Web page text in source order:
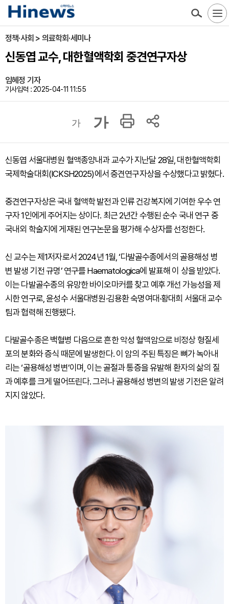
정책·사회 > 의료학회·세미나
신동엽 교수, 대한혈액학회 중견연구자상
임혜정 기자
기사입력 : 2025-04-11 11:55
가 가
신동엽 서울대병원 혈액종양내과 교수가 지난달 28일, 대한혈액학회
국제학술대회(ICKSH2025)에서 중견연구자상을 수상했다고 밝혔다.
중견연구자상은 국내 혈액학 발전과 인류 건강복지에 기여한 우수 연
구자 1인에게 주어지는 상이다. 최근 2년간 수행된 순수 국내 연구 중
국내외 학술지에 게재된 연구논문을 평가해 수상자를 선정한다.
신 교수는 제1저자로서 2024년 1월, ‘다발골수종에서의 골용해성 병
변 발생 기전 규명’ 연구를 Haematologica에 발표해 이 상을 받았다.
이는 다발골수종의 유망한 바이오마커를 찾고 예후 개선 가능성을 제
시한 연구로, 윤성수 서울대병원·김용환 숙명여대·황대희 서울대 교수
팀과 협력해 진행됐다.
다발골수종은 백혈병 다음으로 흔한 악성 혈액암으로 비정상 형질세
포의 분화와 증식 때문에 발생한다. 이 암의 주된 특징은 뼈가 녹아내
리는 ‘골용해성 병변’이며, 이는 골절과 통증을 유발해 환자의 삶의 질
과 예후를 크게 떨어뜨린다. 그러나 골용해성 병변의 발생 기전은 알려
지지 않았다.